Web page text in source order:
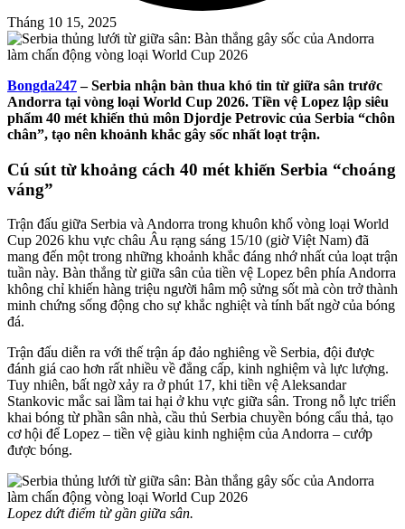
Tháng 10 15, 2025
Bongda247– Serbia nhận bàn thua khó tin từ giữa sân trước
Andorra tại vòng loại World Cup 2026. Tiền vệ Lopez lập siêu
phẩm 40 mét khiến thủ môn Djordje Petrovic của Serbia “chôn
chân”, tạo nên khoảnh khắc gây sốc nhất loạt trận.
Cú sút từ khoảng cách 40 mét khiến Serbia “choáng
váng”
Trận đấu giữa Serbia và Andorra trong khuôn khổ vòng loại World
Cup 2026 khu vực châu Âu rạng sáng 15/10 (giờ Việt Nam) đã
mang đến một trong những khoảnh khắc đáng nhớ nhất của loạt trận
tuần này. Bàn thắng từ giữa sân của tiền vệ Lopez bên phía Andorra
không chỉ khiến hàng triệu người hâm mộ sửng sốt mà còn trở thành
minh chứng sống động cho sự khắc nghiệt và tính bất ngờ của bóng
đá.
Trận đấu diễn ra với thế trận áp đảo nghiêng về Serbia, đội được
đánh giá cao hơn rất nhiều về đẳng cấp, kinh nghiệm và lực lượng.
Tuy nhiên, bất ngờ xảy ra ở phút 17, khi tiền vệ Aleksandar
Stankovic mắc sai lầm tai hại ở khu vực giữa sân. Trong nỗ lực triển
khai bóng từ phần sân nhà, cầu thủ Serbia chuyền bóng cẩu thả, tạo
cơ hội để Lopez – tiền vệ giàu kinh nghiệm của Andorra – cướp
được bóng.
Lopez dứt điểm từ gần giữa sân.